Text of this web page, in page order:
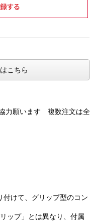
こちら
力願います 複数注文は全
付けて、グリップ型のコン
ップ」とは異なり、付属